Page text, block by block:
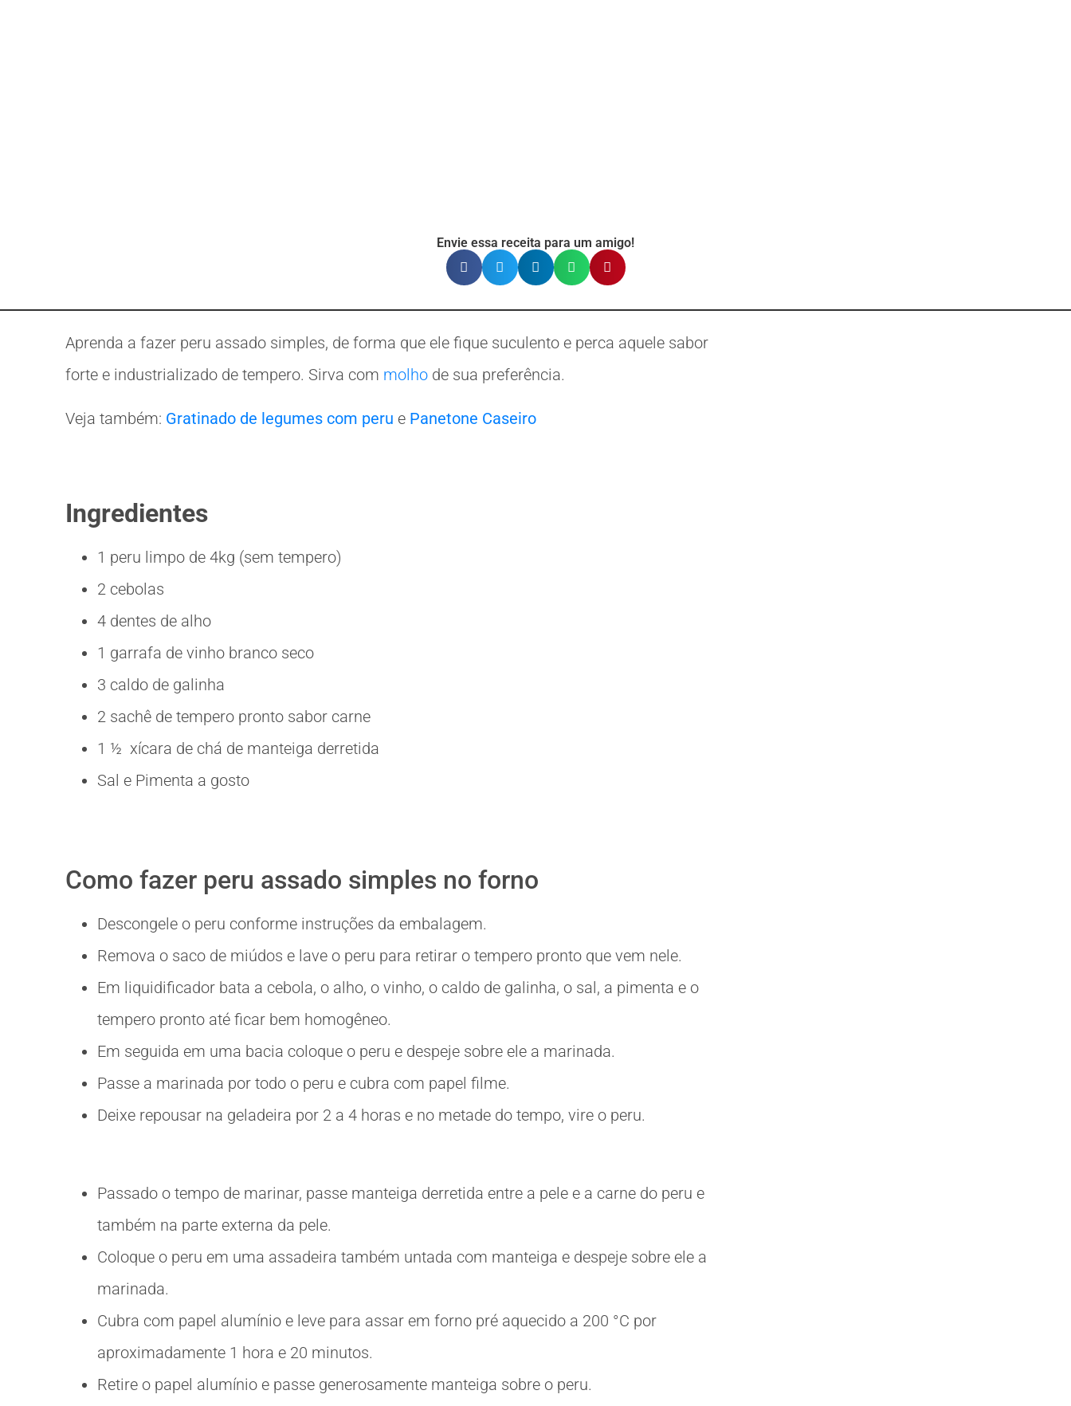
Envie essa receita para um amigo!
Aprenda a fazer peru assado simples, de forma que ele fique suculento e perca aquele sabor
forte e industrializado de tempero. Sirva com molho de sua preferência.
Veja também: Gratinado de legumes com peru e Panetone Caseiro
Ingredientes
1 peru limpo de 4kg (sem tempero)
2 cebolas
4 dentes de alho
1 garrafa de vinho branco seco
3 caldo de galinha
2 sachê de tempero pronto sabor carne
1 ½ xícara de chá de manteiga derretida
Sal e Pimenta a gosto
Como fazer peru assado simples no forno
Descongele o peru conforme instruções da embalagem.
Remova o saco de miúdos e lave o peru para retirar o tempero pronto que vem nele.
Em liquidificador bata a cebola, o alho, o vinho, o caldo de galinha, o sal, a pimenta e o
tempero pronto até ficar bem homogêneo.
Em seguida em uma bacia coloque o peru e despeje sobre ele a marinada.
Passe a marinada por todo o peru e cubra com papel filme.
Deixe repousar na geladeira por 2 a 4 horas e no metade do tempo, vire o peru.
Passado o tempo de marinar, passe manteiga derretida entre a pele e a carne do peru e
também na parte externa da pele.
Coloque o peru em uma assadeira também untada com manteiga e despeje sobre ele a
marinada.
Cubra com papel alumínio e leve para assar em forno pré aquecido a 200 °C por
aproximadamente 1 hora e 20 minutos.
Retire o papel alumínio e passe generosamente manteiga sobre o peru.